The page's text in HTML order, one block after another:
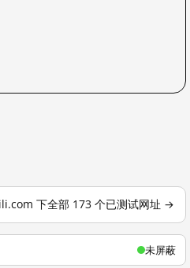
下全部 173 个已测试网址 →
未屏蔽